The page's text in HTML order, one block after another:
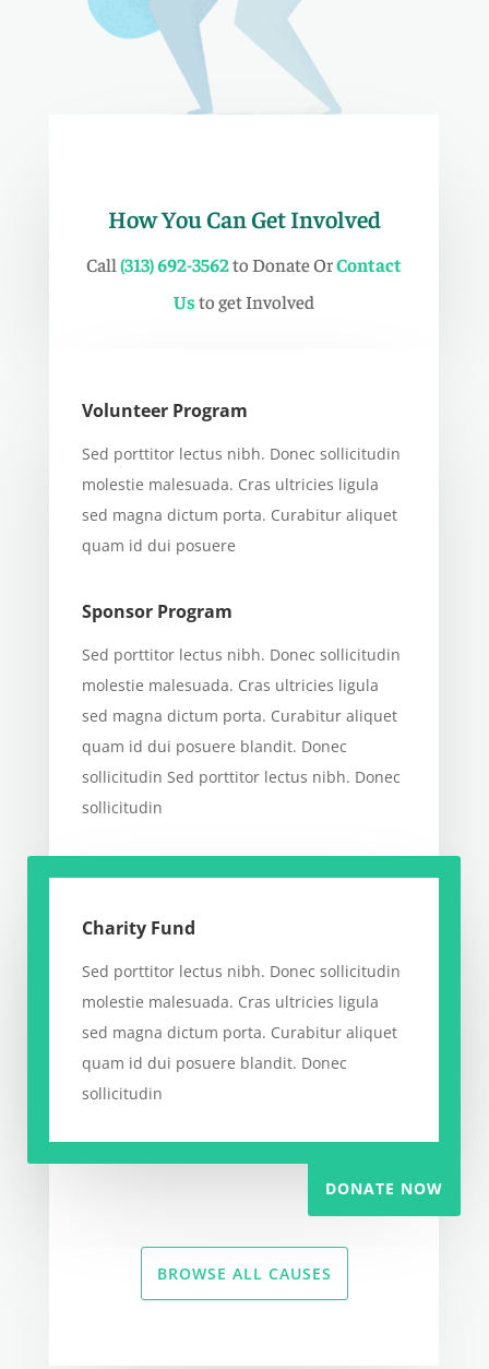
How You Can Get Involved
Call(313) 692-3562to Donate OrContact
Usto get Involved
Volunteer Program
Sed porttitor lectus nibh. Donec sollicitudin
molestie malesuada. Cras ultricies ligula
sed magna dictum porta. Curabitur aliquet
quam id dui posuere
Sponsor Program
Sed porttitor lectus nibh. Donec sollicitudin
molestie malesuada. Cras ultricies ligula
sed magna dictum porta. Curabitur aliquet
quam id dui posuere blandit. Donec
sollicitudin Sed porttitor lectus nibh. Donec
sollicitudin
Charity Fund
Sed porttitor lectus nibh. Donec sollicitudin
molestie malesuada. Cras ultricies ligula
sed magna dictum porta. Curabitur aliquet
quam id dui posuere blandit. Donec
sollicitudin
DONATE NOW
BROWSE ALL CAUSES